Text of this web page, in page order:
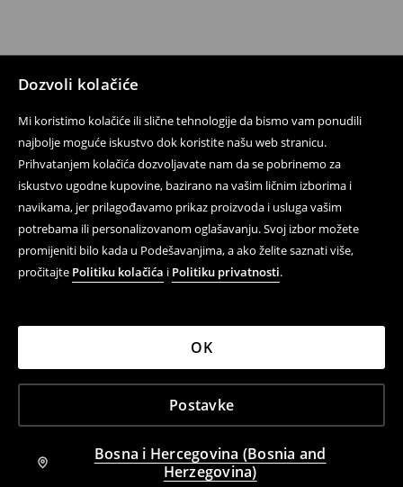
Dozvoli kolačiće
Mi koristimo kolačiće ili slične tehnologije da bismo vam ponudili
najbolje moguće iskustvo dok koristite našu web stranicu.
Prihvatanjem kolačića dozvoljavate nam da se pobrinemo za
iskustvo ugodne kupovine, bazirano na vašim ličnim izborima i
navikama, jer prilagođavamo prikaz proizvoda i usluga vašim
potrebama ili personalizovanom oglašavanju. Svoj izbor možete
promijeniti bilo kada u Podešavanjima, a ako želite saznati više,
pročitajte Politiku kolačića i Politiku privatnosti.
Postavke
OK
Bosna i Hercegovina (Bosnia and
Herzegovina)